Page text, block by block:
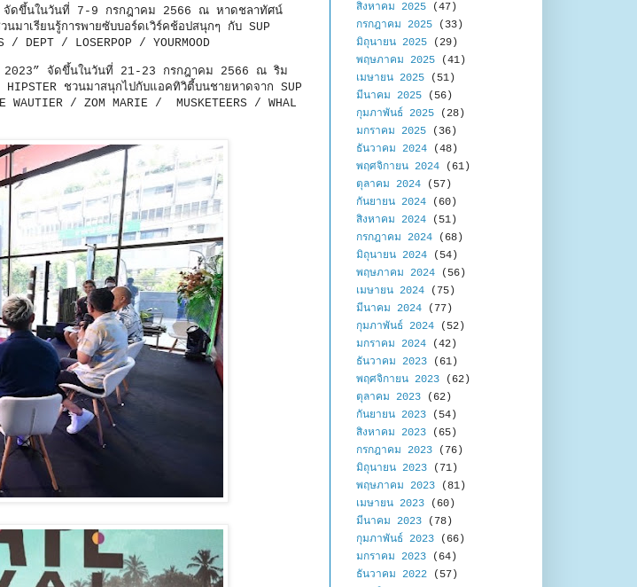
จัดขึ้นในวันที่ 7-9 กรกฎาคม 2566 ณ หาดชลาทัศน์
มาเรียนรู้การพายซับบอร์ดเวิร์คช้อปสนุกๆ กับ SUP
DEPT / LOSERPOP / YOURMOOD
2023” จัดขึ้นในวันที่ 21-23 กรกฎาคม 2566 ณ ริม
ชวนมาสนุกไปกับแอคทิวิตี้บนชายหาดจาก SUP
/ ZOM MARIE / MUSKETEERS / WHAL
สิงหาคม 2025 (47)
กรกฎาคม 2025 (33)
มิถุนายน 2025 (29)
พฤษภาคม 2025 (41)
เมษายน 2025 (51)
มีนาคม 2025 (56)
กุมภาพันธ์ 2025 (28)
มกราคม 2025 (36)
ธันวาคม 2024 (48)
พฤศจิกายน 2024 (61)
ตุลาคม 2024 (57)
กันยายน 2024 (60)
สิงหาคม 2024 (51)
กรกฎาคม 2024 (68)
มิถุนายน 2024 (54)
พฤษภาคม 2024 (56)
เมษายน 2024 (75)
มีนาคม 2024 (77)
กุมภาพันธ์ 2024 (52)
มกราคม 2024 (42)
ธันวาคม 2023 (61)
พฤศจิกายน 2023 (62)
ตุลาคม 2023 (62)
กันยายน 2023 (54)
สิงหาคม 2023 (65)
กรกฎาคม 2023 (76)
มิถุนายน 2023 (71)
พฤษภาคม 2023 (81)
เมษายน 2023 (60)
มีนาคม 2023 (78)
กุมภาพันธ์ 2023 (66)
มกราคม 2023 (64)
ธันวาคม 2022 (57)